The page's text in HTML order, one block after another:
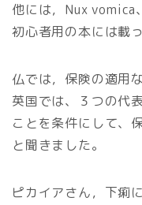
他には，Nux vomica
初心者用の本には載
仏では，保険の適用
英国では、３つの代
ことを条件にして、
と聞きました。
ピカイアさん，下痢